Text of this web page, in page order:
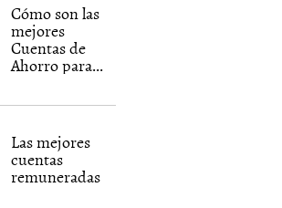
Cómo son las
mejores
Cuentas de
Ahorro para...
Las mejores
cuentas
remuneradas